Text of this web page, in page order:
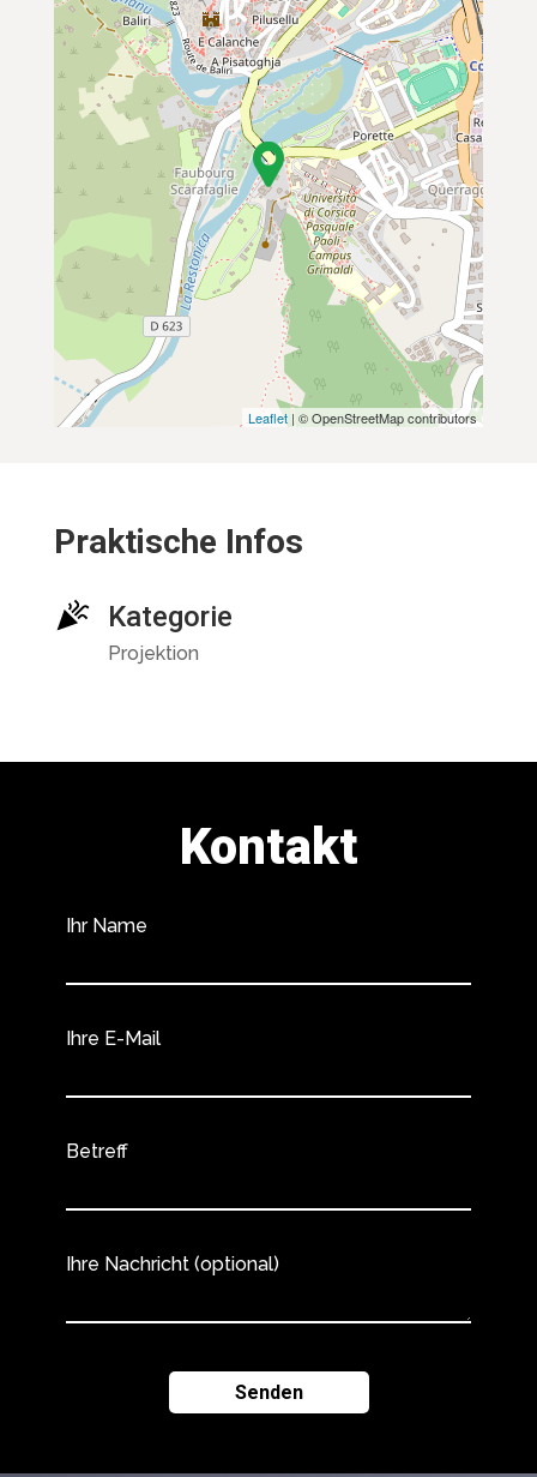
Leaflet | © OpenStreetMap contributors
Praktische Infos
Kategorie
Projektion
Kontakt
Ihr Name
Ihre E-Mail
Betreff
Ihre Nachricht (optional)